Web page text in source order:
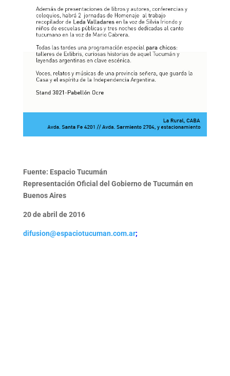
Fuente: Espacio Tucumán
Representación Oficial del Gobierno de Tucumán en
Buenos Aires
20 de abril de 2016
difusion@espaciotucuman.com.ar;